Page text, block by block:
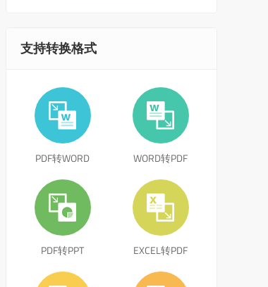
支持转换格式
PDF转WORD WORD转PDF
PDF转PPT EXCEL转PDF